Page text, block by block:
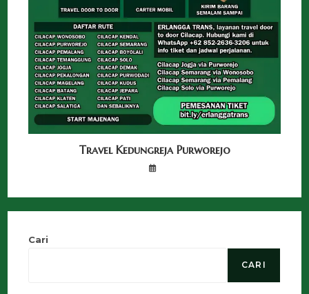
Travel Kedungreja Purworejo
Cari
CARI